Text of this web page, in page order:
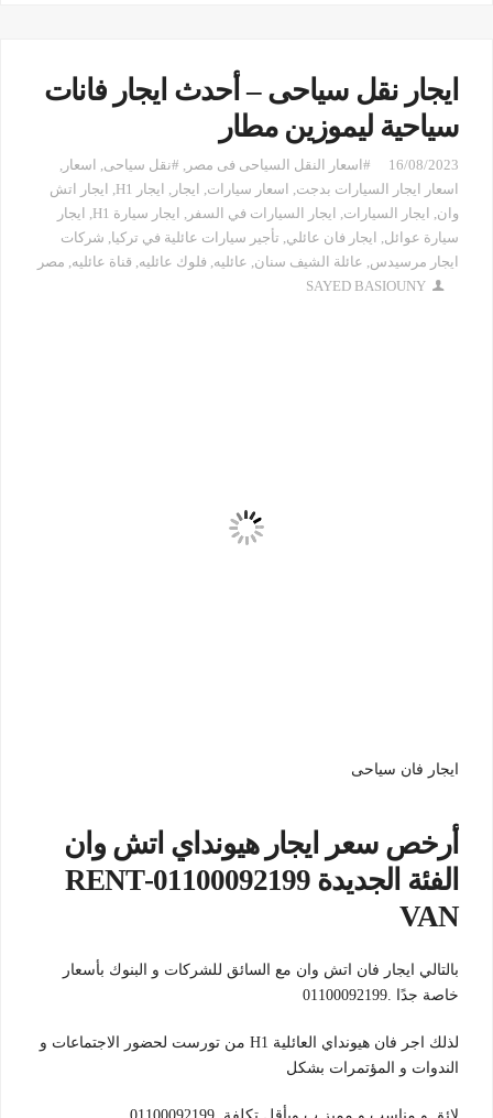
ايجار نقل سياحى – أحدث ايجار فانات
سياحية ليموزين مطار
16/08/2023 #اسعار النقل السياحى فى مصر , #نقل سياحى, اسعار ,
اسعار ايجار السيارات بدجت, اسعار سيارات, ايجار , ايجار H1 , ايجار اتش
وان, ايجار السيارات, ايجار السيارات في السفر , ايجار سيارة H1 , ايجار
سيارة عوائل, ايجار فان عائلي, تأجير سيارات عائلية في تركيا, شركات
ايجار مرسيدس, عائلة الشيف سنان, عائليه, فلوك عائليه, قناة عائليه, مصر
SAYED BASIOUNY
ايجار فان سياحى
أرخص سعر ايجار هيونداي اتش وان
الفئة الجديدة 01100092199-RENT
VAN
بالتالي ايجار فان اتش وان مع السائق للشركات و البنوك بأسعار
خاصة جدًا .01100092199
لذلك اجر فان هيونداي العائلية H1 من تورست لحضور الاجتماعات و
الندوات و المؤتمرات بشكل